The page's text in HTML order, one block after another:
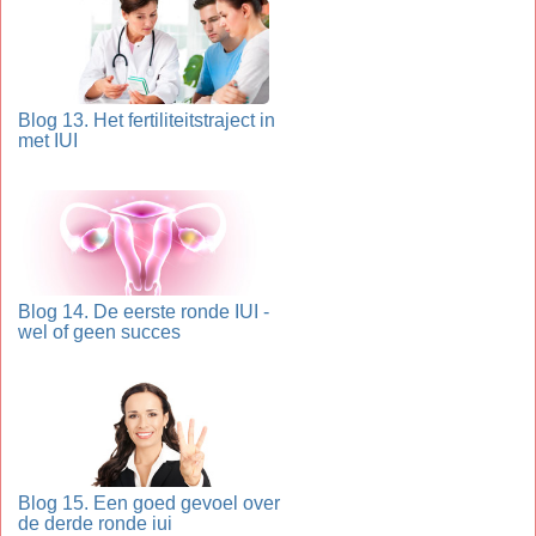
Blog 13. Het fertiliteitstraject in
met IUI
Blog 14. De eerste ronde IUI -
wel of geen succes
Blog 15. Een goed gevoel over
de derde ronde iui